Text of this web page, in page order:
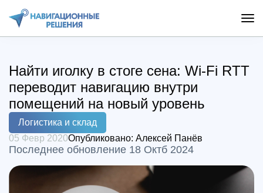
Логистика и склад
05 Февр 2020Опубликовано: Алексей Панёв
Последнее обновление 18 Октб 2024
Найти иголку в стоге сена: Wi-Fi RTT
переводит навигацию внутри
помещений на новый уровень